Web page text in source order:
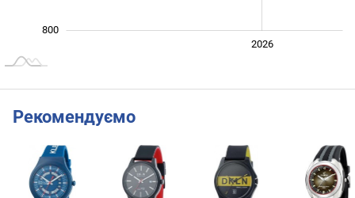
800
2026
Рекомендуємо